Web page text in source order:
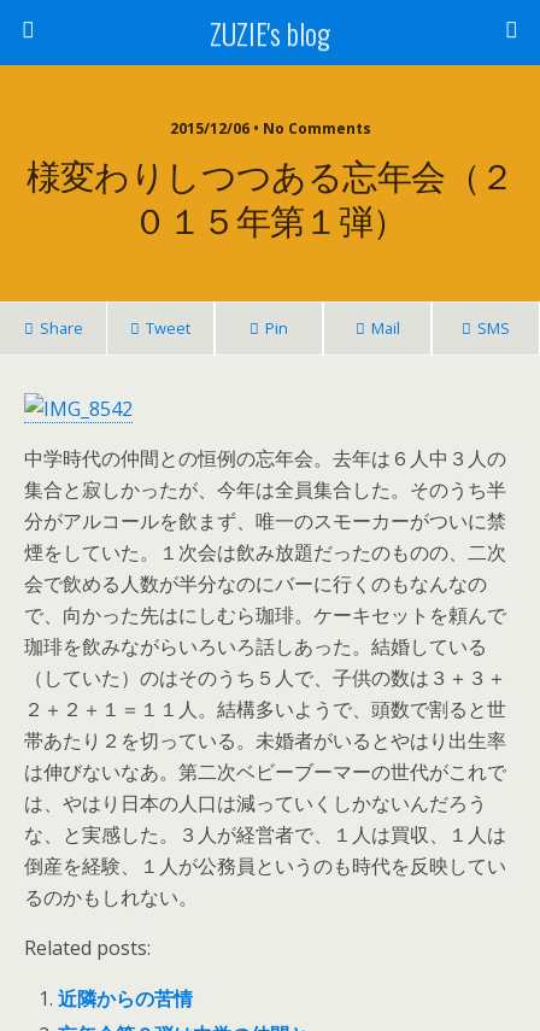
ZUZIE's blog
2015/12/06 • No Comments
様変わりしつつある忘年会（２
０１５年第１弾）
Share Tweet Pin Mail SMS
中学時代の仲間との恒例の忘年会。去年は６人中３人の
集合と寂しかったが、今年は全員集合した。そのうち半
分がアルコールを飲まず、唯一のスモーカーがついに禁
煙をしていた。１次会は飲み放題だったのものの、二次
会で飲める人数が半分なのにバーに行くのもなんなの
で、向かった先はにしむら珈琲。ケーキセットを頼んで
珈琲を飲みながらいろいろ話しあった。結婚している
（していた）のはそのうち５人で、子供の数は３＋３＋
２＋２＋１＝１１人。結構多いようで、頭数で割ると世
帯あたり２を切っている。未婚者がいるとやはり出生率
は伸びないなあ。第二次ベビーブーマーの世代がこれで
は、やはり日本の人口は減っていくしかないんだろう
な、と実感した。３人が経営者で、１人は買収、１人は
倒産を経験、１人が公務員というのも時代を反映してい
るのかもしれない。
Related posts:
近隣からの苦情